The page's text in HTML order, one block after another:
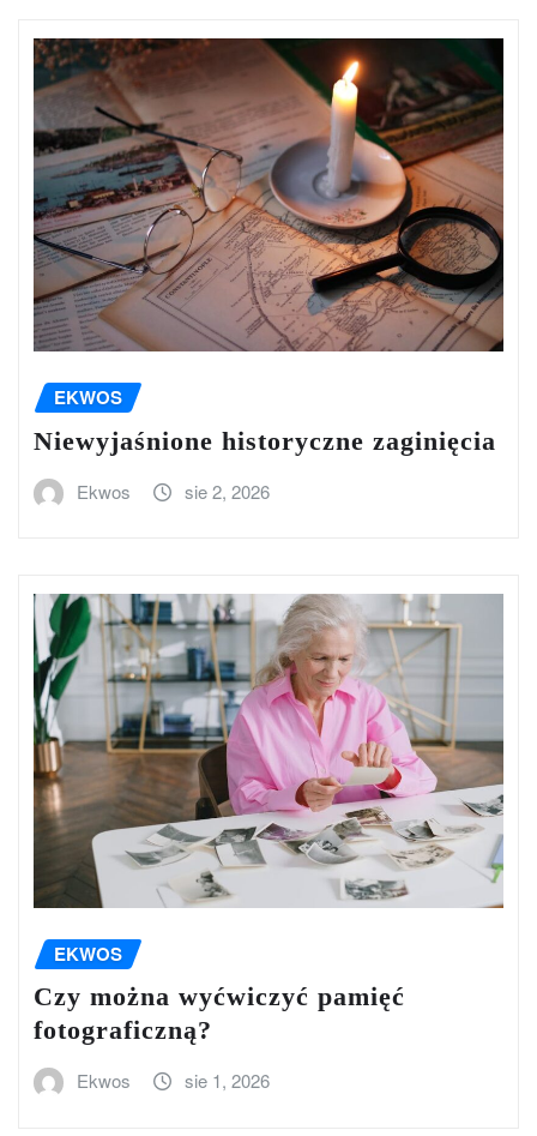
EKWOS
Niewyjaśnione historyczne zaginięcia
Ekwos sie 2, 2026
EKWOS
Czy można wyćwiczyć pamięć
fotograficzną?
Ekwos sie 1, 2026